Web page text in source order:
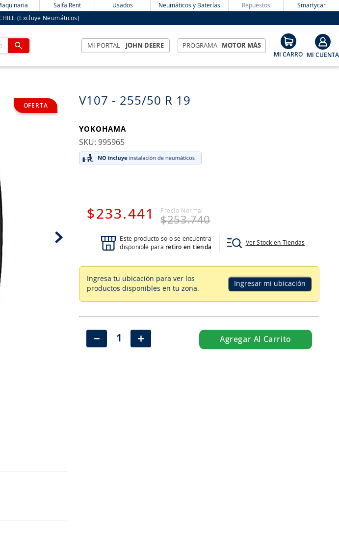
Salfa Rent Usados Neumáticos y Baterías Repuestos Smartycar
(Excluye Neumáticos)
MI PORTAL JOHN DEERE PROGRAMA MOTOR MÁS
V107 - 255/50 R 19
YOKOHAMA
:995965
$233.441 $253.740
Este producto solo se encuentra
disponible para retiro en tienda
Ver Stock en Tiendas
Ingresa tu ubicación para ver los
productos disponibles en tu zona.
Ingresar mi ubicación
＋
－ Agregar Al Carrito